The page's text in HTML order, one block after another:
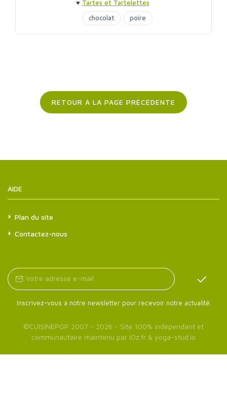
♥ Tartes et Tartelettes
chocolat
poire
RETOUR À LA PAGE PRÉCÉDENTE
AIDE
Plan du site
Contactez-nous
Inscrivez-vous à notre newsletter pour recevoir notre actualité.
©CUISINEPOP 2007 - 2026 - Site 100% indépendant et
communautaire maintenu par iOz.fr & yoga-stud.io